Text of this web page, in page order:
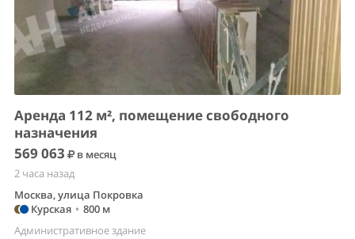
Аренда 112 м², помещение свободного
назначения
569 063
в месяц
2 часа назад
Москва, улица Покровка
Курская • 800 м
Административное здание